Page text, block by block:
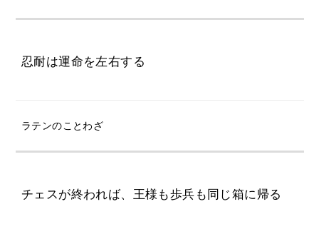
忍耐は運命を左右する
ラテンのことわざ
チェスが終われば、王様も歩兵も同じ箱に帰る